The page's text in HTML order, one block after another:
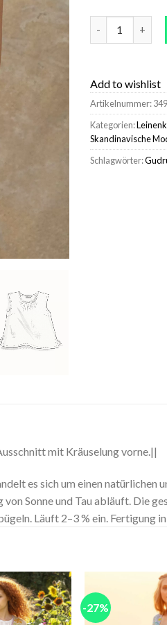
Add to wishlist
Artikelnummer:
Kategorien:
Skandinavische
Schlagwörter:
mit Kräuselung vorne.||
es sich um einen
Sonne und Tau abläuft. Die
Läuft 2–3 % ein. Fertigung
Add to
wishlist
-27%